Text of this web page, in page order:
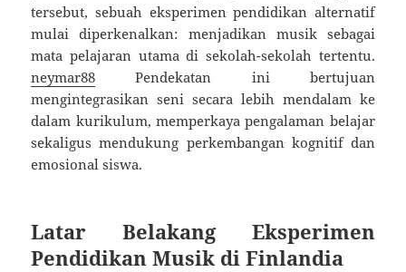
tersebut, sebuah eksperimen pendidikan alternatif
mulai diperkenalkan: menjadikan musik sebagai
mata pelajaran utama di sekolah-sekolah tertentu.
neymar88 Pendekatan ini bertujuan
mengintegrasikan seni secara lebih mendalam ke
dalam kurikulum, memperkaya pengalaman belajar
sekaligus mendukung perkembangan kognitif dan
emosional siswa.
Latar Belakang Eksperimen
Pendidikan Musik di Finlandia